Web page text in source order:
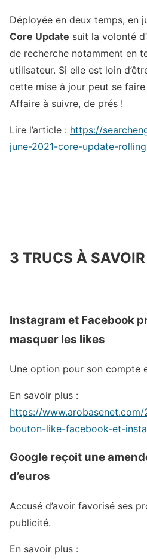
Déployée en deux temps, en
Core Update suit la volonté
de recherche notamment en
utilisateur. Si elle est loin
cette mise à jour peut se
Affaire à suivre, de prés !
Lire l’article : https://
june-2021-core-update-
3 TRUCS À SAVOIR
Instagram et Facebook
masquer les likes
Une option pour son compte
En savoir plus :
https://
bouton-like-facebook-et-
Google reçoit une
d’euros
Accusé d’avoir favorisé ses
publicité.
En savoir plus :